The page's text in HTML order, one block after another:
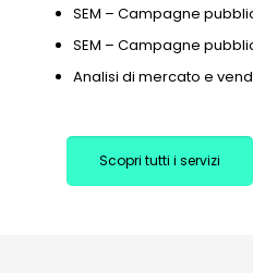
SEM – Campagne
SEM – Campagne
Analisi di mercato e
Scopri tutti i servizi